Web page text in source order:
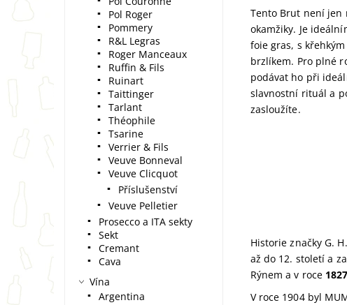
Tento Brut není jen
okamžiky. Je
foie gras, s
brzlíkem. Pro plné
podávat ho při
slavnostní rituál a
zasloužíte.
Historie značky G.
až do 12. století a
Rýnem a v roce 1827
V roce 1904 byl
Pol Roger
Pommery
R&L Legras
Roger Manceaux
Ruffin & Fils
Ruinart
Taittinger
Tarlant
Théophile
Tsarine
Verrier & Fils
Veuve Bonneval
Veuve Clicquot
Příslušenství
Veuve Pelletier
Prosecco a ITA sekty
Sekt
Cremant
Cava
Vína
Argentina